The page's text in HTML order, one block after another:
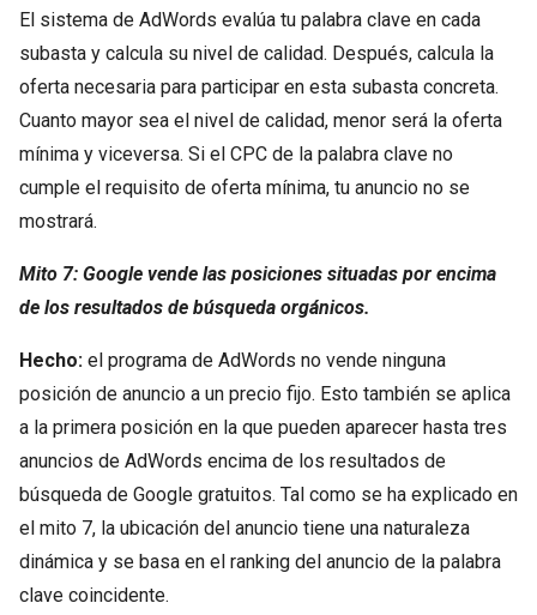
El sistema de AdWords evalúa tu palabra clave en cada
subasta y calcula su nivel de calidad. Después, calcula la
oferta necesaria para participar en esta subasta concreta.
Cuanto mayor sea el nivel de calidad, menor será la oferta
mínima y viceversa. Si el CPC de la palabra clave no
cumple el requisito de oferta mínima, tu anuncio no se
mostrará.
Mito 7: Google vende las posiciones situadas por encima
de los resultados de búsqueda orgánicos.
Hecho: el programa de AdWords no vende ninguna
posición de anuncio a un precio fijo. Esto también se aplica
a la primera posición en la que pueden aparecer hasta tres
anuncios de AdWords encima de los resultados de
búsqueda de Google gratuitos. Tal como se ha explicado en
el mito 7, la ubicación del anuncio tiene una naturaleza
dinámica y se basa en el ranking del anuncio de la palabra
clave coincidente.